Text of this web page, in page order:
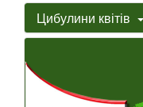
Цибулини квітів